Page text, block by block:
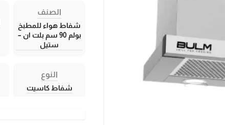
الصنف
شفاط هواء للمطبخ
بولم 90 سم بلت ان –
ستيل
النوع
شفاط كاسيت